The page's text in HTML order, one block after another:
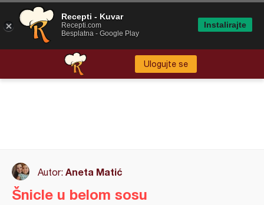
Ulogujte se
Autor: Aneta Matić
Šnicle u belom sosu
Recepti - Kuvar
Recepti.com
Besplatna - Google Play
Instalirajte